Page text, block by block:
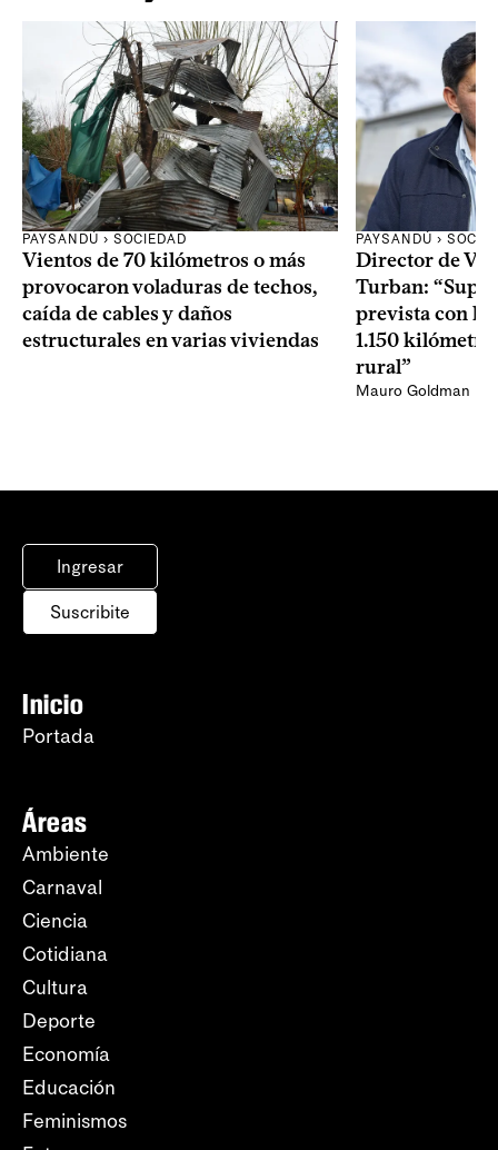
PAYSANDÚ › SOCIEDAD
Vientos de 70 kilómetros o más
provocaron voladuras de techos,
caída de cables y daños
estructurales en varias viviendas
PAYSANDÚ ›
Director de
Turban:
prevista con la
1.150
rural”
Mauro Goldman
Ingresar
Suscribite
Inicio
Portada
Áreas
Ambiente
Carnaval
Ciencia
Cotidiana
Cultura
Deporte
Economía
Educación
Feminismos